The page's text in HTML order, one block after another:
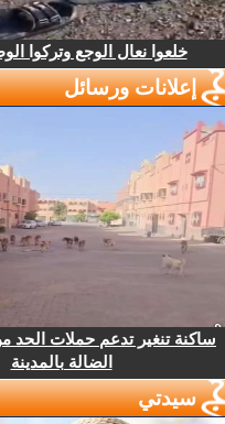
خلعوا نعال الوجع وتركوا
إعلانات ورسائل
ساكنة تنغير تدعم حملات الحد من
الضالة بالمدينة
سيدتي